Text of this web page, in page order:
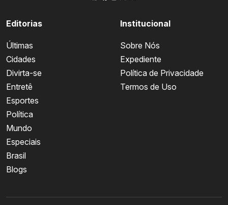
Editorias
Últimas
Cidades
Divirta-se
Entretê
Esportes
Política
Mundo
Especiais
Brasil
Blogs
Institucional
Sobre Nós
Expediente
Política de Privacidade
Termos de Uso